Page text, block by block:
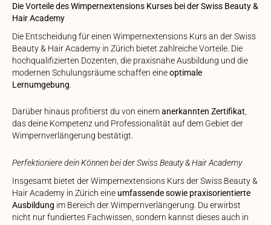
Die Vorteile des Wimpernextensions Kurses bei der Swiss Beauty &
Hair Academy
Die Entscheidung für einen Wimpernextensions Kurs an der Swiss
Beauty & Hair Academy in Zürich bietet zahlreiche Vorteile. Die
hochqualifizierten Dozenten, die praxisnahe Ausbildung und die
modernen Schulungsräume schaffen eineoptimale
Lernumgebung
Darüber hinaus profitierst du von einemanerkannten Zertifikat,
das deine Kompetenz und Professionalität auf dem Gebiet der
Wimpernverlängerung bestätigt.
Perfektioniere dein Können bei der Swiss Beauty & Hair Academy
Insgesamt bietet der Wimpernextensions Kurs der Swiss Beauty &
Hair Academy in Zürich eine umfassende sowie praxisorientierte
Ausbildung im Bereich der Wimpernverlängerung. Du erwirbst
nicht nur fundiertes Fachwissen, sondern kannst dieses auch in